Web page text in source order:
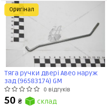
Тяга ручки двері Авео наруж
зад (96583174) GM
0 відгуків
50 ₴ склад
Оригінал